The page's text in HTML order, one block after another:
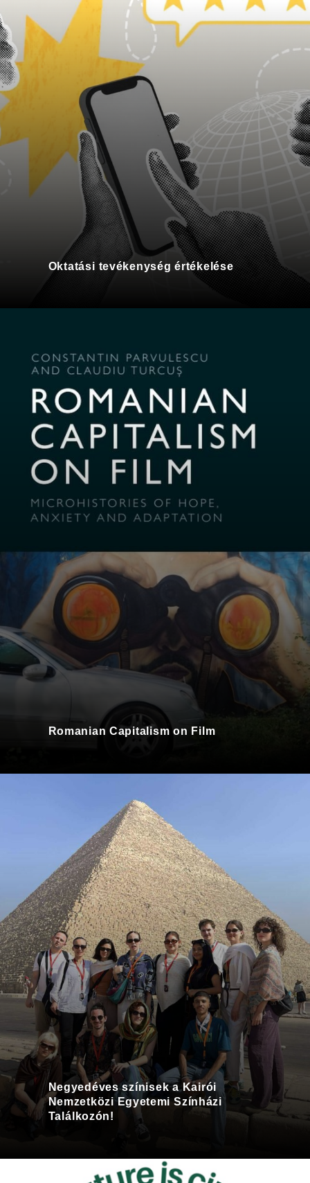
Oktatási tevékenység értékelése
Romanian Capitalism on Film
Negyedéves színisek a Kairói
Nemzetközi Egyetemi Színházi
Találkozón!